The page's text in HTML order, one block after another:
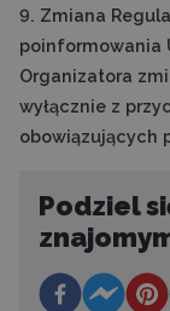
9. Zmiana
poinformowania
Organizatora
wyłącznie z
obowiązujących
Podziel